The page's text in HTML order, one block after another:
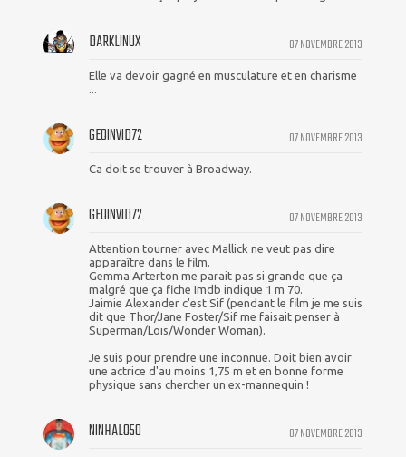
07 NOVEMBRE 2013
DARKLINUX
Elle va devoir gagné en musculature et en charisme
...
07 NOVEMBRE 2013
GEOINVID72
Ca doit se trouver à Broadway.
07 NOVEMBRE 2013
GEOINVID72
Attention tourner avec Mallick ne veut pas dire
apparaître dans le film.
Gemma Arterton me parait pas si grande que ça
malgré que ça fiche Imdb indique 1 m 70.
Jaimie Alexander c'est Sif (pendant le film je me suis
dit que Thor/Jane Foster/Sif me faisait penser à
Superman/Lois/Wonder Woman).
Je suis pour prendre une inconnue. Doit bien avoir
une actrice d'au moins 1,75 m et en bonne forme
physique sans chercher un ex-mannequin !
07 NOVEMBRE 2013
NINHALO50